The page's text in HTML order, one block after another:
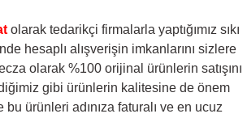
olarak tedarikçi firmalarla yaptığımız sıkı
hesaplı alışverişin imkanlarını sizlere
olarak %100 orijinal ürünlerin satışını
gibi ürünlerin kalitesine de önem
ürünleri adınıza faturalı ve en ucuz